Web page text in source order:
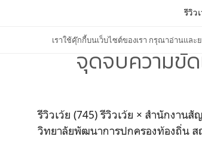
เราใช้คุ๊กกี้บนเว็บไซต์ของเรา กรุณาอ่านและ
รีวิว
จุดจบความขั
รีวิวเว้ย (745) รีวิวเว้ย × สำนักงาน
วิทยาลัยพัฒนาการปกครองท้องถิ่น ส